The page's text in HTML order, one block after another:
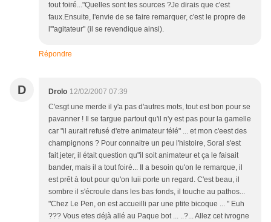
tout foiré..."Quelles sont tes sources ?Je dirais que c'est
faux.Ensuite, l'envie de se faire remarquer, c'est le propre de
l'"agitateur" (il se revendique ainsi).
Répondre
D Drolo 12/02/2007 07:39
C'esgt une merde il y'a pas d'autres mots, tout est bon pour se
pavanner ! Il se targue partout qu'il n'y est pas pour la gamelle
car "il aurait refusé d'etre animateur télé" ... et mon c'eest des
champignons ? Pour connaitre un peu l'histoire, Soral s'est
fait jeter, il était question qu"il soit animateur et ça le faisait
bander, mais il a tout foiré... Il a besoin qu'on le remarque, il
est prêt à tout pour qu'on luii porte un regard. C'est beau, il
sombre il s'écroule dans les bas fonds, il touche au pathos...
"Chez Le Pen, on est accueilli par une ptite bicoque ... " Euh
??? Vous etes déjà allé au Paque bot ... ..?... Allez cet ivrogne